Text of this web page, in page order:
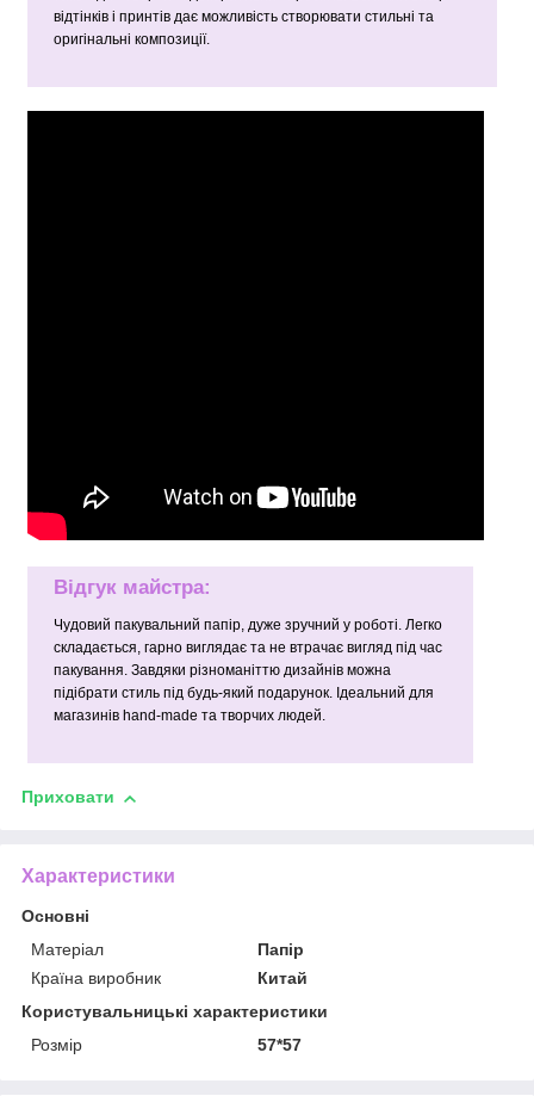
відтінків і принтів дає можливість створювати стильні та
оригінальні композиції.
Відгук майстра:
Чудовий пакувальний папір, дуже зручний у роботі. Легко
складається, гарно виглядає та не втрачає вигляд під час
пакування. Завдяки різноманіттю дизайнів можна
підібрати стиль під будь-який подарунок. Ідеальний для
магазинів hand-made та творчих людей.
Приховати
Характеристики
Основні
Матеріал
Папір
Країна виробник
Китай
Користувальницькі характеристики
Розмір
57*57